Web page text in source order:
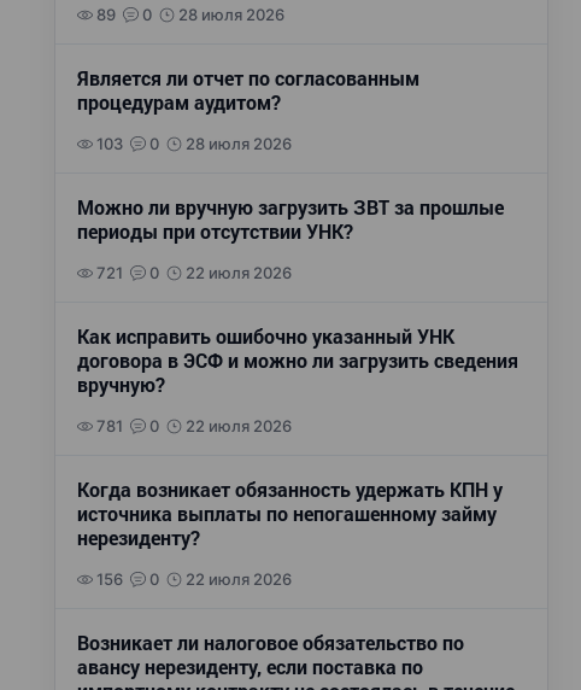
89 0 28 июля 2026
Является ли отчет по согласованным
процедурам аудитом?
103 0 28 июля 2026
Можно ли вручную загрузить ЗВТ за прошлые
периоды при отсутствии УНК?
721 0 22 июля 2026
Как исправить ошибочно указанный УНК
договора в ЭСФ и можно ли загрузить сведения
вручную?
781 0 22 июля 2026
Когда возникает обязанность удержать КПН у
источника выплаты по непогашенному займу
нерезиденту?
156 0 22 июля 2026
Возникает ли налоговое обязательство по
авансу нерезиденту, если поставка по